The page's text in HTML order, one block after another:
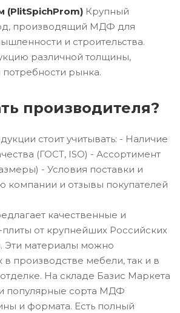
(PlitSpichProm) Крупный
производящий МДФ для
и строительства.
различной толщины,
потребности рынка.
производителя?
стоит учитывать: - Наличие
(ГОСТ, ISO) - Ассортимент
- Условия поставки и
компании и отзывы покупателей
качественные и
от крупнейших Российских
Эти материалы можно
в производстве мебели, так и в
На складе Базис Маркета
популярные сорта МДФ
и формата. Есть полный